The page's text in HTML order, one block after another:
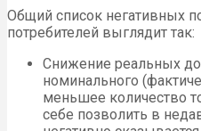
Общий список негативных
потребителей выглядит так:
Снижение реальных
номинального
меньшее количество
себе позволить в